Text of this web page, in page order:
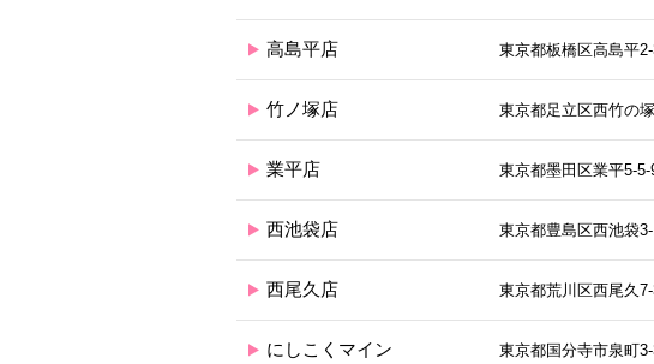
高島平店 東京都板橋区高島平
竹ノ塚店 東京都足立区西竹の
業平店 東京都墨田区業平5-5-
西池袋店 東京都豊島区西池袋
西尾久店 東京都荒川区西尾久7-
にしこくマイン 東京都国分寺市泉町3-